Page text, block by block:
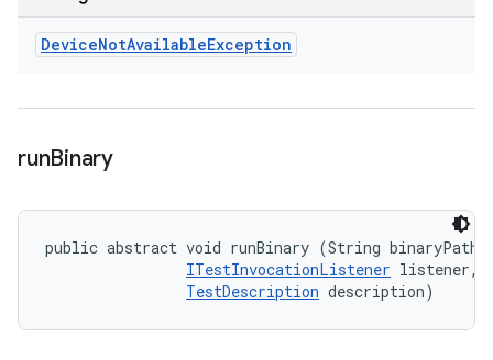
DeviceNotAvailableException
runBinary
public abstract void runBinary (String
ITestInvocationListener listener,
TestDescription description)